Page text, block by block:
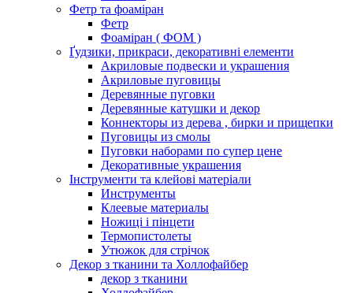
Фетр та фоаміран
Фетр
Фоаміран ( ФОМ )
Ґудзики, прикраси, декоративні елементи
Акриловые подвески и украшения
Акриловые пуговицы
Деревянные пуговки
Деревянные катушки и декор
Коннекторы из дерева , бирки и прищепки
Пуговицы из смолы
Пуговки наборами по супер цене
Декоративные украшения
Інструменти та клейові матеріали
Инструменты
Клеевые материалы
Ножиці і пінцети
Термопистолеты
Утюжок для стрічок
Декор з тканини та Холлофайбер
декор з тканини